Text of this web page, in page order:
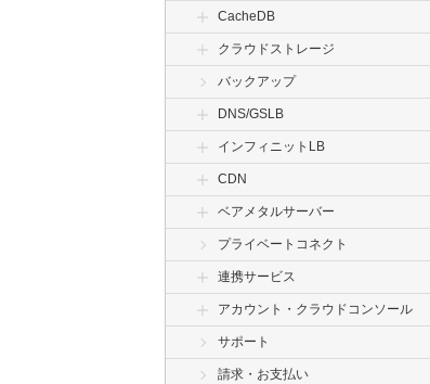
CacheDB
クラウドストレージ
バックアップ
DNS/GSLB
インフィニットLB
CDN
ベアメタルサーバー
プライベートコネクト
連携サービス
アカウント・クラウドコンソール
サポート
請求・お支払い